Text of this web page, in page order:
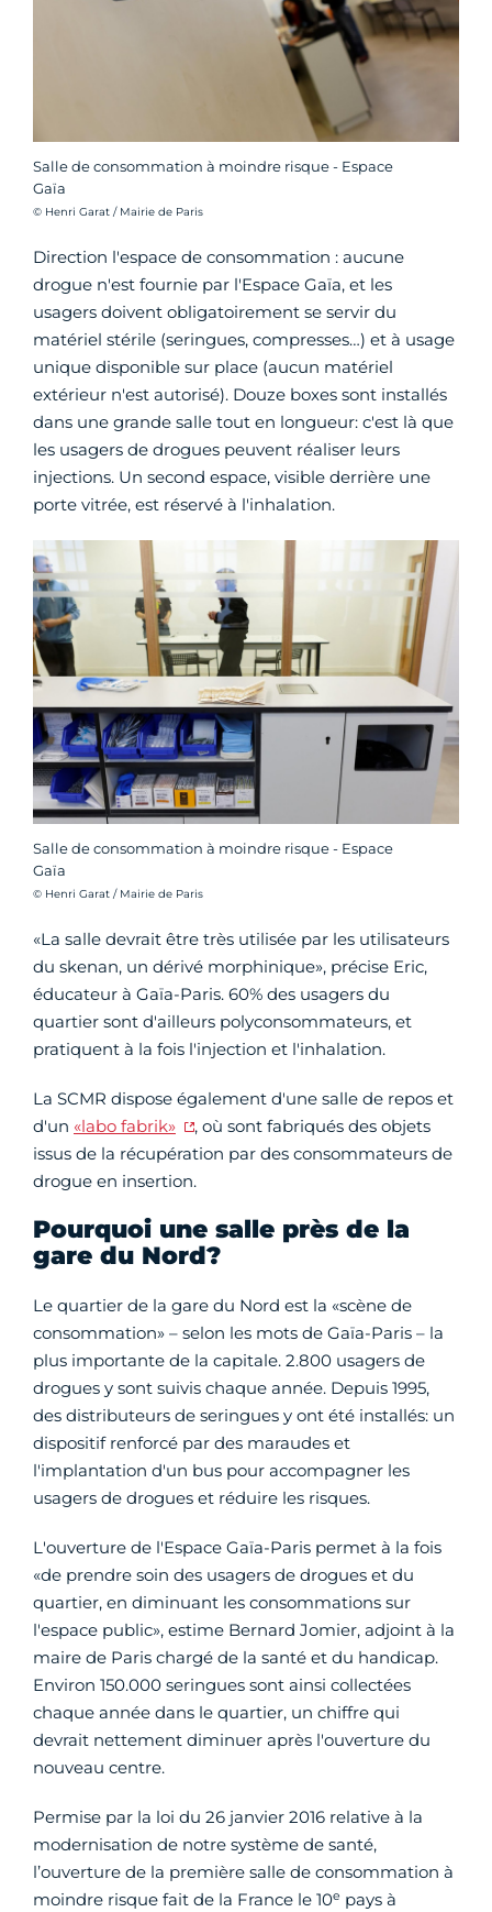
Salle de consommation à moindre risque - Espace
Gaïa
Crédit photo :
© Henri Garat / Mairie de Paris
Direction l'espace de consommation : aucune
drogue n'est fournie par l'Espace Gaïa, et les
usagers doivent obligatoirement se servir du
matériel stérile (seringues, compresses…) et à usage
unique disponible sur place (aucun matériel
extérieur n'est autorisé). Douze boxes sont installés
dans une grande salle tout en longueur: c'est là que
les usagers de drogues peuvent réaliser leurs
injections. Un second espace, visible derrière une
porte vitrée, est réservé à l'inhalation.
Salle de consommation à moindre risque - Espace
Gaïa
Crédit photo :
© Henri Garat / Mairie de Paris
«La salle devrait être très utilisée par les utilisateurs
du skenan, un dérivé morphinique», précise Eric,
éducateur à Gaïa-Paris. 60% des usagers du
quartier sont d'ailleurs polyconsommateurs, et
pratiquent à la fois l'injection et l'inhalation.
La SCMR dispose également d'une salle de repos et
d'un «labo fabrik»
, où sont fabriqués des objets
issus de la récupération par des consommateurs de
drogue en insertion.
Pourquoi une salle près de la
gare du Nord?
Le quartier de la gare du Nord est la «scène de
consommation» – selon les mots de Gaïa-Paris – la
plus importante de la capitale. 2.800 usagers de
drogues y sont suivis chaque année. Depuis 1995,
des distributeurs de seringues y ont été installés: un
dispositif renforcé par des maraudes et
l'implantation d'un bus pour accompagner les
usagers de drogues et réduire les risques.
L'ouverture de l'Espace Gaïa-Paris permet à la fois
«de prendre soin des usagers de drogues et du
quartier, en diminuant les consommations sur
l'espace public», estime Bernard Jomier, adjoint à la
maire de Paris chargé de la santé et du handicap.
Environ 150.000 seringues sont ainsi collectées
chaque année dans le quartier, un chiffre qui
devrait nettement diminuer après l'ouverture du
nouveau centre.
Permise par la loi du 26 janvier 2016 relative à la
modernisation de notre système de santé,
l’ouverture de la première salle de consommation à
moindre risque fait de la France le 10e pays à